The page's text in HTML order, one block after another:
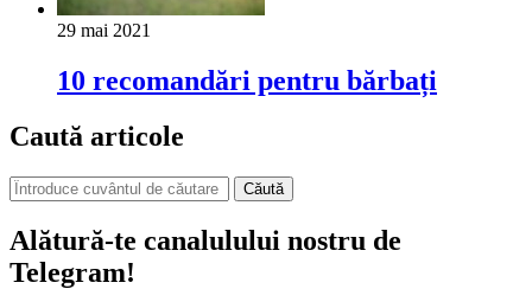
29 mai 2021
10 recomandări pentru bărbați
Caută articole
Căută
Alătură-te canalulului nostru de
Telegram!